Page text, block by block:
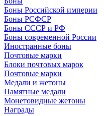
Боны Российской империи
Боны РСФСР
Боны СССР и РФ
Боны современной России
Иностранные боны
Почтовые марки
Блоки почтовых марок
Почтовые марки
Медали и жетоны
Памятные медали
Монетовидные жетоны
Награды